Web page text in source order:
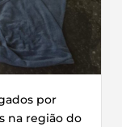
por
na região do